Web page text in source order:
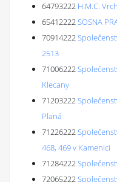
64793222 H.M.C.
65412222SOSNA
70914222
2513
71006222
Klecany
71203222
Planá
71226222
468, 469 v Kamenici
71284222
72065222